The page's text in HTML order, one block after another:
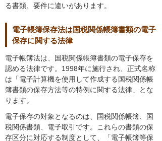
る書類、要件に違いがあります。
電子帳簿保存法は国税関係帳簿書類の電子
保存に関する法律
電子帳簿法は、国税関係帳簿書類の電子保存を
認める法律です。1998年に施行され、正式名称
は「電子計算機を使用して作成する国税関係帳
簿書類の保存方法等の特例に関する法律」とな
ります。
電子保存の対象となるのは、国税関係帳簿、国
税関係書類、電子取引です。これらの書類の保
存区分に対応する制度として、「電子帳簿等保